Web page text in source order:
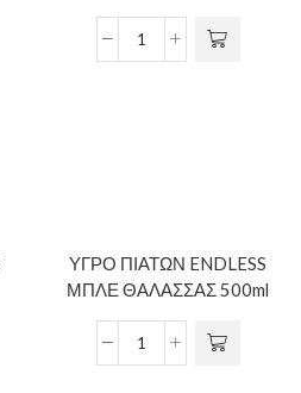
ΥΓΡΟ ΠΙΑΤΩΝ ENDLESS
ΜΠΛΕ ΘΑΛΑΣΣΑΣ 500ml